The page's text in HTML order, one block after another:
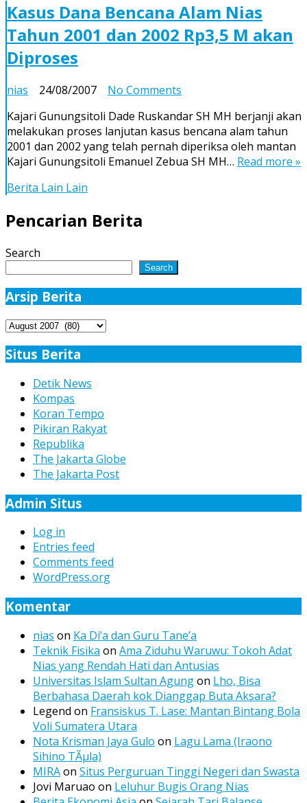
Kasus Dana Bencana Alam Nias
Tahun 2001 dan 2002 Rp3,5 M akan
Diproses
nias 24/08/2007 No Comments
Dana
Bencana
Alam
Nias
Diproses
Kajari Gunungsitoli Dade Ruskandar SH MH berjanji akan
melakukan proses lanjutan kasus bencana alam tahun
2001 dan 2002 yang telah pernah diperiksa oleh mantan
Kajari Gunungsitoli Emanuel Zebua SH MH… Read more »
Berita Lain Lain
Pencarian Berita
Search
Search
Arsip Berita
Arsip
Situs Berita
Detik News
Kompas
Koran Tempo
Pikiran Rakyat
Republika
The Jakarta Globe
The Jakarta Post
Admin Situs
Log in
Entries feed
Comments feed
WordPress.org
Komentar
nias on Ka Di’a dan Guru Tane’a
Teknik Fisika on Ama Ziduhu Waruwu: Tokoh Adat
Nias yang Rendah Hati dan Antusias
Universitas Islam Sultan Agungon Lho, Bisa
Berbahasa Daerah kok Dianggap Buta Aksara?
Legend on Fransiskus T. Lase: Mantan Bintang Bola
Voli Sumatera Utara
Nota Krisman Jaya Gulo on Lagu Lama (Iraono
Sihino TÃµla)
MIRAon Situs Perguruan Tinggi Negeri dan Swasta
Jovi Maruao on Leluhur Bugis Orang Nias